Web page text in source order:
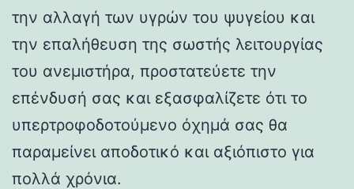
την αλλαγή των υγρών του ψυγείου και
την επαλήθευση της σωστής λειτουργίας
του ανεμιστήρα, προστατεύετε την
επένδυσή σας και εξασφαλίζετε ότι το
υπερτροφοδοτούμενο όχημά σας θα
παραμείνει αποδοτικό και αξιόπιστο για
πολλά χρόνια.